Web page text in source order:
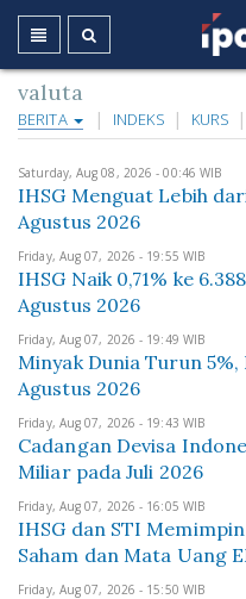
valuta
BERITA INDEKS KURS
Saturday, Aug 08, 2026 - 00:46 WIB
IHSG Menguat Lebih
Agustus 2026
Friday, Aug 07, 2026 - 19:55 WIB
IHSG Naik 0,71% ke
Agustus 2026
Friday, Aug 07, 2026 - 19:49 WIB
Minyak Dunia Turun 5%,
Agustus 2026
Friday, Aug 07, 2026 - 19:43 WIB
Cadangan Devisa
Miliar pada Juli 2026
Friday, Aug 07, 2026 - 16:05 WIB
IHSG dan STI
Saham dan Mata Uang
Friday, Aug 07, 2026 - 15:50 WIB